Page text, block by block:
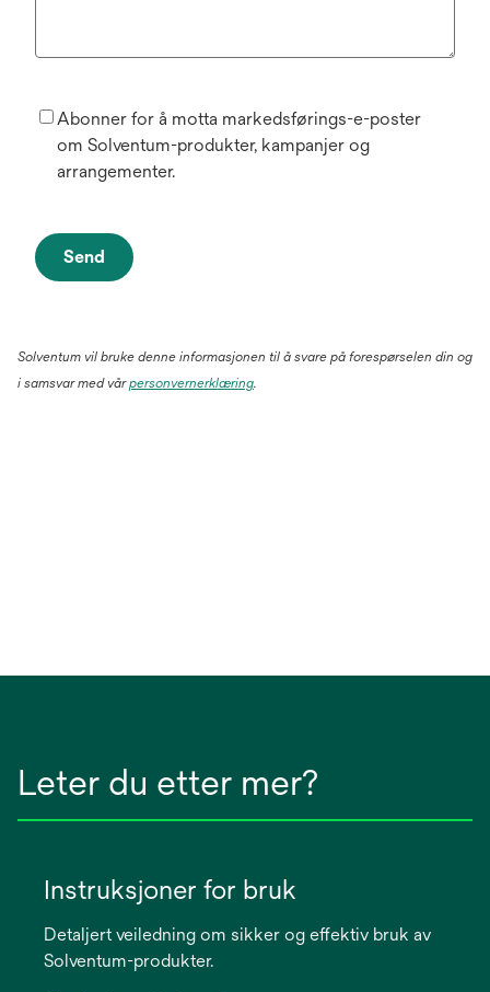
Abonner for å motta markedsførings-e-poster
om Solventum-produkter, kampanjer og
arrangementer.
Send
Solventum vil bruke denne informasjonen til å svare på forespørselen din og
i samsvar med vårpersonvernerklæring.
Leter du etter mer?
Instruksjoner for bruk
Detaljert veiledning om sikker og effektiv bruk av
Solventum-produkter.